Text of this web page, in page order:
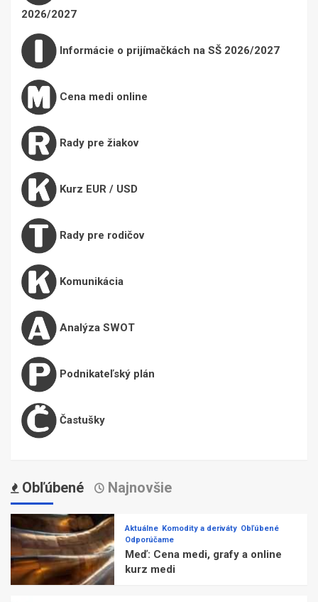
2026/2027
Informácie o prijímačkách na SŠ 2026/2027
Cena medi online
Rady pre žiakov
Kurz EUR / USD
Rady pre rodičov
Komunikácia
Analýza SWOT
Podnikateľský plán
Častušky
Obľúbené Najnovšie
Aktuálne Komodity a deriváty Obľúbené
Odporúčame
Meď: Cena medi, grafy a online
kurz medi